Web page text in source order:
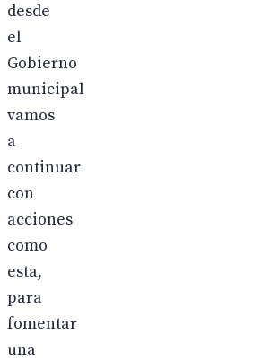
desde
el
Gobierno
municipal
vamos
a
continuar
con
acciones
como
esta,
para
fomentar
una